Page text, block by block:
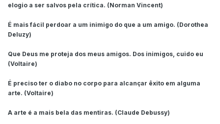
elogio a ser salvos pela crítica. (Norman Vincent)
É mais fácil perdoar a um inimigo do que a um amigo. (Dorothea
Deluzy)
Que Deus me proteja dos meus amigos. Dos inimigos, cuido eu
(Voltaire)
É preciso ter o diabo no corpo para alcançar êxito em alguma
arte. (Voltaire)
A arte é a mais bela das mentiras. (Claude Debussy)